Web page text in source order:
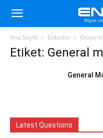
Ana Sayfa Etiketler
Etiket: General
General
Latest Questions